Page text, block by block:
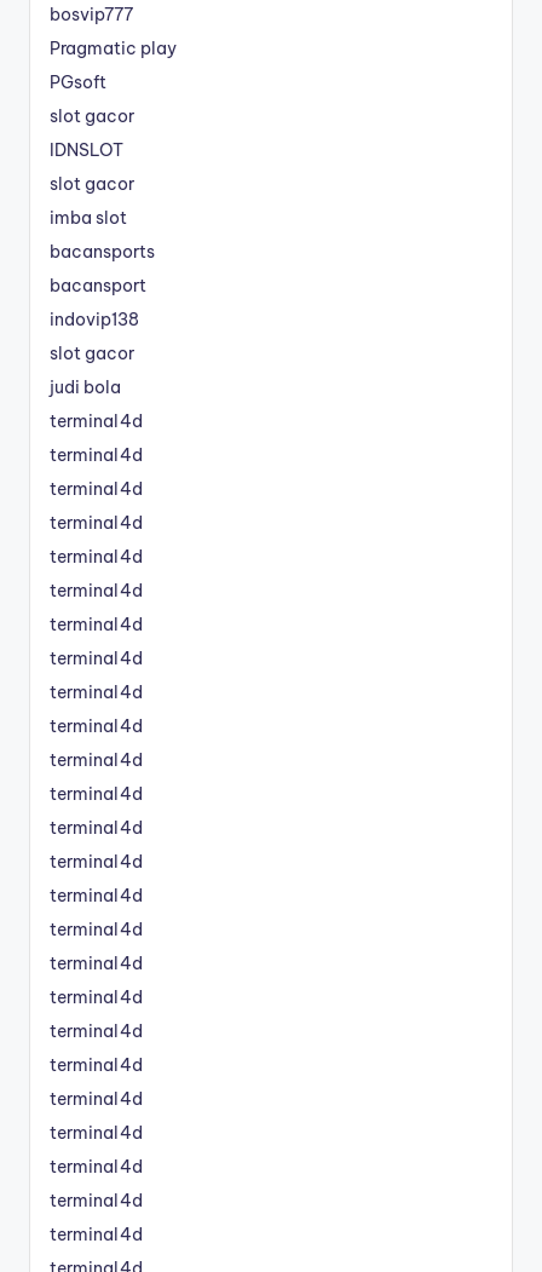
bosvip777
Pragmatic play
PGsoft
slot gacor
IDNSLOT
slot gacor
imba slot
bacansports
bacansport
indovip138
slot gacor
judi bola
terminal4d
terminal4d
terminal4d
terminal4d
terminal4d
terminal4d
terminal4d
terminal4d
terminal4d
terminal4d
terminal4d
terminal4d
terminal4d
terminal4d
terminal4d
terminal4d
terminal4d
terminal4d
terminal4d
terminal4d
terminal4d
terminal4d
terminal4d
terminal4d
terminal4d